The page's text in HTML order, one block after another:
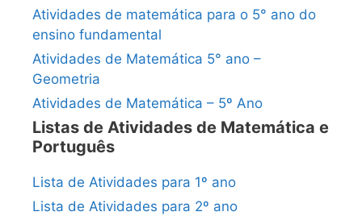
Atividades de matemática para o 5° ano do
ensino fundamental
Atividades de Matemática 5° ano –
Geometria
Atividades de Matemática – 5º Ano
Listas de Atividades de Matemática e
Português
Lista de Atividades para 1º ano
Lista de Atividades para 2º ano